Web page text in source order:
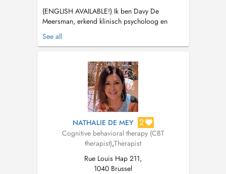
(ENGLISH AVAILABLE!) Ik ben Davy De
Meersman, erkend klinisch psycholoog en
klinisch neuropsycholoog in opleiding. Ik bied
therapie (cognitieve gedragstherapie) en
online en is flexibel toegankelijk voor jongeren
vanaf 16 jaar oud, volwassenen en seniore...
See all
NATHALIE DE MEY 2
Cognitive behavioral therapy (CBT
therapist),Therapist
Rue Louis Hap 211,
1040 Brussel